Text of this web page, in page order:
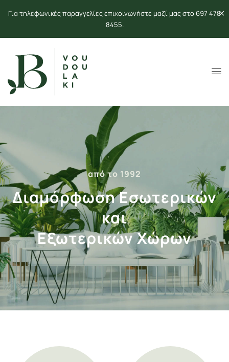
Για τηλεφωνικές παραγγελίες επικοινωνήστε μαζί μας στο 697 478
8455.
από το 1992
Διαμόρφωση Εσωτερικών
και
Εξωτερικών Χώρων